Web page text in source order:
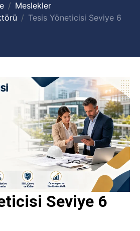
Meslekler
Tesis Yöneticisi Seviye 6
Seviye 6